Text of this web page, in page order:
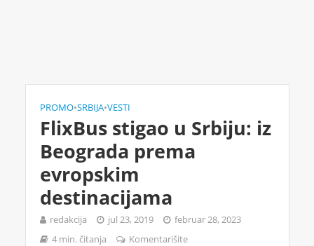
PROMO•SRBIJA•VESTI
FlixBus stigao u Srbiju: iz
Beograda prema
evropskim
destinacijama
redakcija jul 23, 2019
februar 28, 2023
4 min. čitanja
Komentarišite